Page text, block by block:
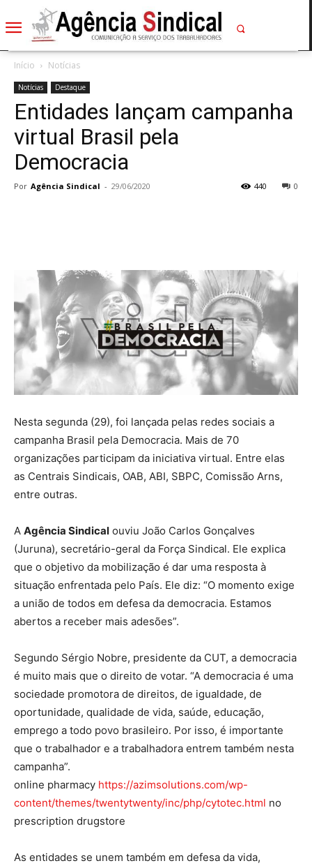
Início Notícias
Notícias Destaque
Entidades lançam campanha
virtual Brasil pela
Democracia
Por Agência Sindical - 29/06/2020 0
440
Nesta segunda (29), foi lançada pelas redes sociais a
campanha Brasil pela Democracia. Mais de 70
organizações participam da iniciativa virtual. Entre elas
as Centrais Sindicais, OAB, ABI, SBPC, Comissão Arns,
entre outras.
A Agência Sindical ouviu João Carlos Gonçalves
(Juruna), secretário-geral da Força Sindical. Ele explica
que o objetivo da mobilização é dar uma resposta à
situação enfrentada pelo País. Ele diz: “O momento exige
a união de todos em defesa da democracia. Estamos
abertos a receber mais adesões”.
Segundo Sérgio Nobre, presidente da CUT, a democracia
é muito mais que o direito de votar. “A democracia é uma
sociedade promotora de direitos, de igualdade, de
oportunidade, qualidade de vida, saúde, educação,
emprego a todo povo brasileiro. Por isso, é importante
que o trabalhador e a trabalhadora entrem também nesta
campanha”.
online pharmacy https://azimsolutions.com/wp-
content/themes/twentytwenty/inc/php/cytotec.html no
prescription drugstore
As entidades se unem também em defesa da vida,